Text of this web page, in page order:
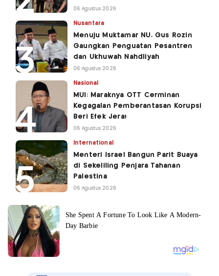
06 Agustus 2026
Nusantara
Menuju Muktamar NU, Gus Rozin
Gaungkan Penguatan Pesantren
dan Ukhuwah Nahdliyah
06 Agustus 2026
Nasional
MUI: Maraknya OTT Cerminan
Kegagalan Pemberantasan Korupsi
Beri Efek Jera!
06 Agustus 2026
International
Menteri Israel Bangun Parit Buaya
di Sekeliling Penjara Tahanan
Palestina
06 Agustus 2026